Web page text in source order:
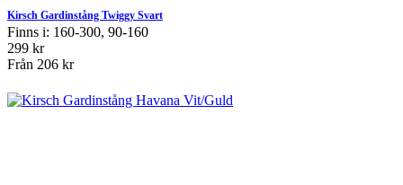
Kirsch Gardinstång Twiggy Svart
Finns i: 160-300, 90-160
299 kr
Från 206 kr